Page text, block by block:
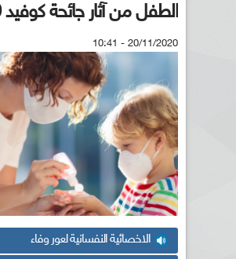
الطفل من آثار جائحة كوفيد 19
20/11/2020 - 10:41
الاخصائية النفسانية لعور وفاء